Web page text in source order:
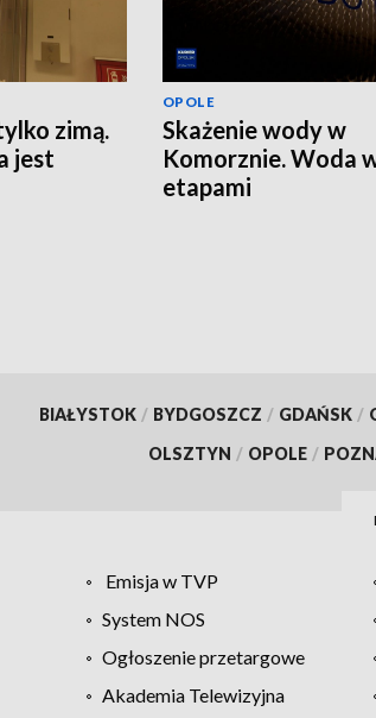
zimą.
jest
OPOLE
Skażenie wody w
Komorznie. Woda
etapami
BIAŁYSTOK / BYDGOSZCZ / GDAŃSK /
OLSZTYN / OPOLE /
Emisja w TVP
System NOS
Ogłoszenie przetargowe
Akademia Telewizyjna